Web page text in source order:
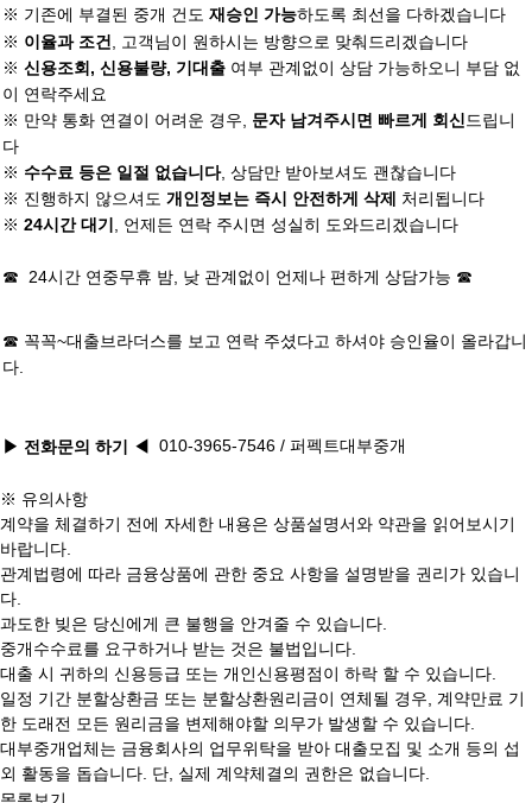
※ 기존에 부결된 중개 건도 재승인 가능하도록 최선을 다하겠습니다
※ 이율과 조건
, 고객님이 원하시는 방향으로 맞춰드리겠습니다
※ 신용조회, 신용불량, 기대출 여부 관계없이 상담 가능하오니 부담 없
이 연락주세요
※ 만약 통화 연결이 어려운 경우, 문자 남겨주시면 빠르게 회신 드립니
다
※ 수수료 등은 일절 없습니다, 상담만 받아보셔도 괜찮습니다
※ 진행하지 않으셔도 개인정보는 즉시 안전하게 삭제 처리됩니다
※ 24시간 대기 , 언제든 연락 주시면 성실히 도와드리겠습니다
☎ 24시간 연중무휴 밤, 낮 관계없이 언제나 편하게 상담가능 ☎
☎ 꼭꼭~대출브라더스를 보고 연락 주셨다고 하셔야 승인율이 올라갑니
다.
▶ 전화문의 하기 ◀ 010-3965-7546 / 퍼펙트대부중개
※ 유의사항
계약을 체결하기 전에 자세한 내용은 상품설명서와 약관을 읽어보시기
바랍니다.
관계법령에 따라 금융상품에 관한 중요 사항을 설명받을 권리가 있습니
다.
과도한 빚은 당신에게 큰 불행을 안겨줄 수 있습니다.
중개수수료를 요구하거나 받는 것은 불법입니다.
대출 시 귀하의 신용등급 또는 개인신용평점이 하락 할 수 있습니다.
일정 기간 분할상환금 또는 분할상환원리금이 연체될 경우, 계약만료 기
한 도래전 모든 원리금을 변제해야할 의무가 발생할 수 있습니다.
대부중개업체는 금융회사의 업무위탁을 받아 대출모집 및 소개 등의 섭
외 활동을 돕습니다. 단, 실제 계약체결의 권한은 없습니다.
목록보기